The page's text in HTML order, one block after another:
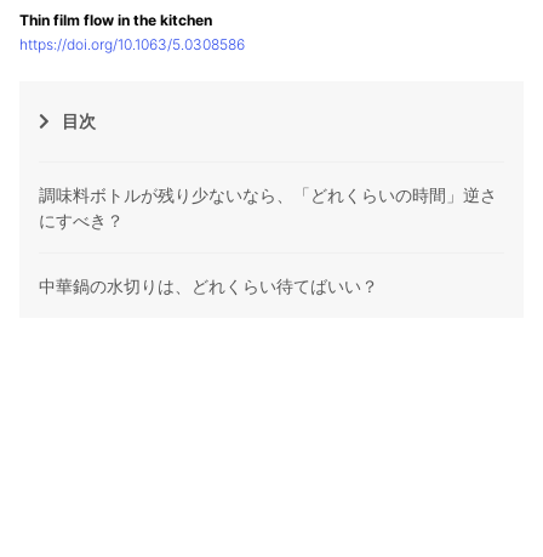
Thin film flow in the kitchen
https://doi.org/10.1063/5.0308586
目次
調味料ボトルが残り少ないなら、「どれくらいの時間」逆さ
にすべき？
中華鍋の水切りは、どれくらい待てばいい？